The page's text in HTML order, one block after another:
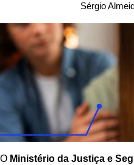
Sérgio
O Ministério da Justiça e